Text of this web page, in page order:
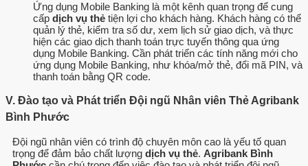
Ứng dụng Mobile Banking là một kênh quan trọng để cung
cấp dịch vụ thẻ tiện lợi cho khách hàng. Khách hàng có thể
quản lý thẻ, kiểm tra số dư, xem lịch sử giao dịch, và thực
hiện các giao dịch thanh toán trực tuyến thông qua ứng
dụng Mobile Banking. Cần phát triển các tính năng mới cho
ứng dụng Mobile Banking, như khóa/mở thẻ, đổi mã PIN, và
thanh toán bằng QR code.
V. Đào tạo và Phát triển Đội ngũ Nhân viên Thẻ Agribank
Bình Phước
Đội ngũ nhân viên có trình độ chuyên môn cao là yếu tố quan
trọng để đảm bảo chất lượng dịch vụ thẻ. Agribank Bình